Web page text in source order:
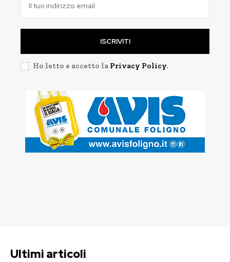
ISCRIVITI
Ho letto e accetto la Privacy Policy.
Ultimi articoli